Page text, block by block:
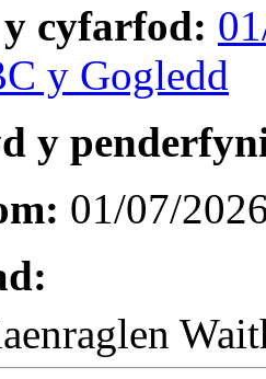
cyfarfod:
y Gogledd
y
01/07/